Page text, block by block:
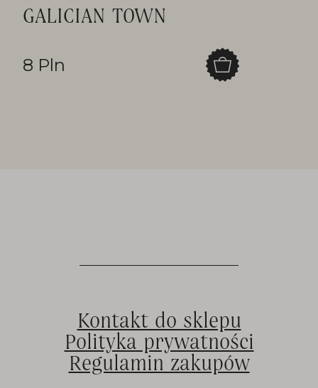
GALICIAN TOWN
8 Pln
Kontakt do sklepu
Polityka prywatności
Regulamin zakupów